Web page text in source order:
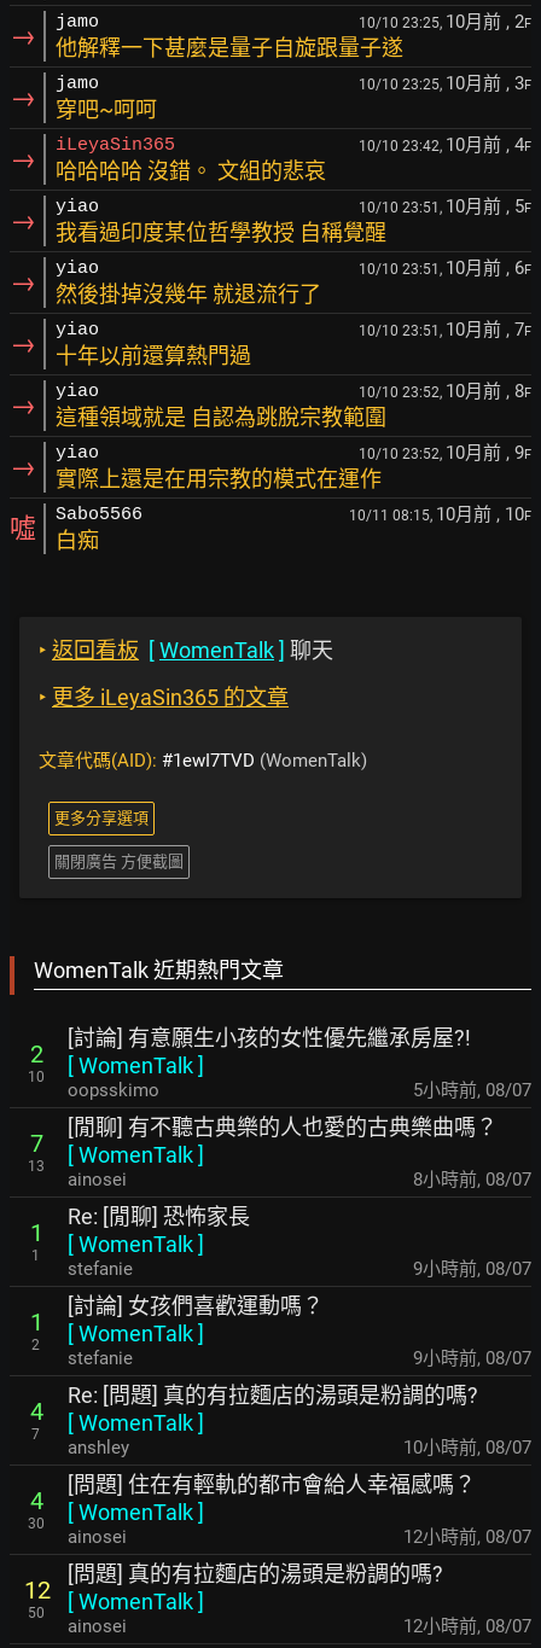
→ jamo 10/10 23:25, 10月前 , 2F
他解釋一下甚麼是量子自旋跟量子遂
→ jamo 10/10 23:25, 10月前 , 3F
穿吧~呵呵
→ iLeyaSin365 10/10 23:42, 10月前 , 4F
哈哈哈哈 沒錯。 文組的悲哀
→ yiao 10/10 23:51, 10月前 , 5F
我看過印度某位哲學教授 自稱覺醒
→ yiao 10/10 23:51, 10月前 , 6F
然後掛掉沒幾年 就退流行了
→ yiao 10/10 23:51, 10月前 , 7F
十年以前還算熱門過
→ yiao 10/10 23:52, 10月前 , 8F
這種領域就是 自認為跳脫宗教範圍
→ yiao 10/10 23:52, 10月前 , 9F
實際上還是在用宗教的模式在運作
噓 Sabo5566 10/11 08:15, 10月前 , 10F
白痴
‣ 返回看板 [WomenTalk] 聊天
‣ 更多 iLeyaSin365 的文章
文章代碼(AID): #1ewI7TVD (WomenTalk)
更多分享選項
關閉廣告 方便截圖
WomenTalk 近期熱門文章
2
10
[討論] 有意願生小孩的女性優先繼承房屋?!
[WomenTalk]
oopsskimo 5小時前, 08/07
7
13
[閒聊] 有不聽古典樂的人也愛的古典樂曲嗎？
[WomenTalk]
ainosei 8小時前, 08/07
1
1
Re: [閒聊] 恐怖家長
[WomenTalk]
stefanie 9小時前, 08/07
1
2
[討論] 女孩們喜歡運動嗎？
[WomenTalk]
stefanie 9小時前, 08/07
4
7
Re: [問題] 真的有拉麵店的湯頭是粉調的嗎?
[WomenTalk]
anshley 10小時前, 08/07
4
30
[問題] 住在有輕軌的都市會給人幸福感嗎？
[WomenTalk]
ainosei 12小時前, 08/07
12
50
[問題] 真的有拉麵店的湯頭是粉調的嗎?
[WomenTalk]
ainosei 12小時前, 08/07